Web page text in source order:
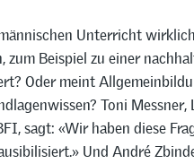
Unterricht
zum Beispiel zu einer
Oder meint
Toni
sagt: «Wir haben diese
Und André